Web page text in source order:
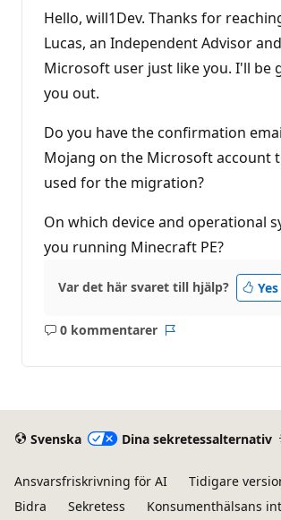
Hello, will1Dev. Thanks for
Lucas, an Independent Advisor
Microsoft user just like you. I'll be
you out.
Do you have the confirmation
Mojang on the Microsoft account
used for the migration?
On which device and operational
you running Minecraft PE?
Var det här svaret till hjälp? Yes
0 kommentarer
Inga
Svenska Dina sekretessalternativ
Ansvarsfriskrivning för AI Tidigare
Bidra
Sekretess Konsumenthälsans